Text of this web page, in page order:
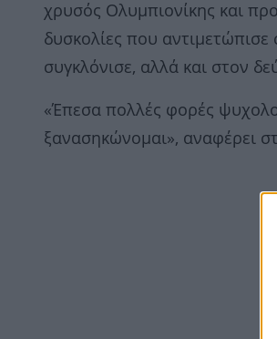
χρυσός Ολυμπιονίκης και
δυσκολίες που
συγκλόνισε, αλλά και στον
«Έπεσα πολλές φορές
ξανασηκώνομαι», αναφέρει